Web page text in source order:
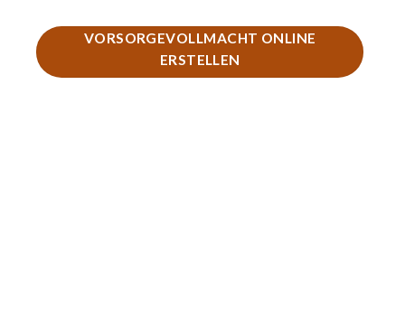
VORSORGEVOLLMACHT ONLINE
ERSTELLEN